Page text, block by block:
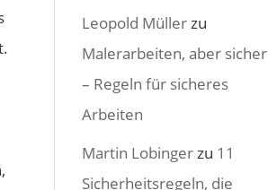
Leopold Müllerzu
Malerarbeiten, aber sicher
– Regeln für sicheres
Arbeiten
Martin Lobinger zu 11
Sicherheitsregeln, die